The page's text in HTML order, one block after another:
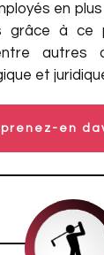
en
grâce à ce
autres
et
en